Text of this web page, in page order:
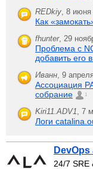
REDkiy, 8 июня
Как
fhunter, 29
Проблема с
добавить его
Иванн, 9
Ассоциация
собрание
1
Kiri11.ADV1, 7
Логи
24/7 SRE